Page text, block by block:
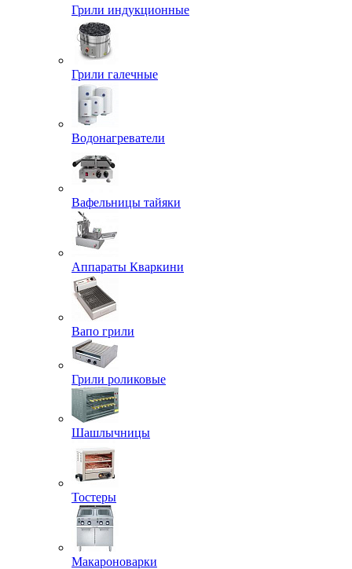
Грили индукционные
Грили галечные
Водонагреватели
Вафельницы тайяки
Аппараты Кваркини
Вапо грили
Грили роликовые
Шашлычницы
Тостеры
Макароноварки